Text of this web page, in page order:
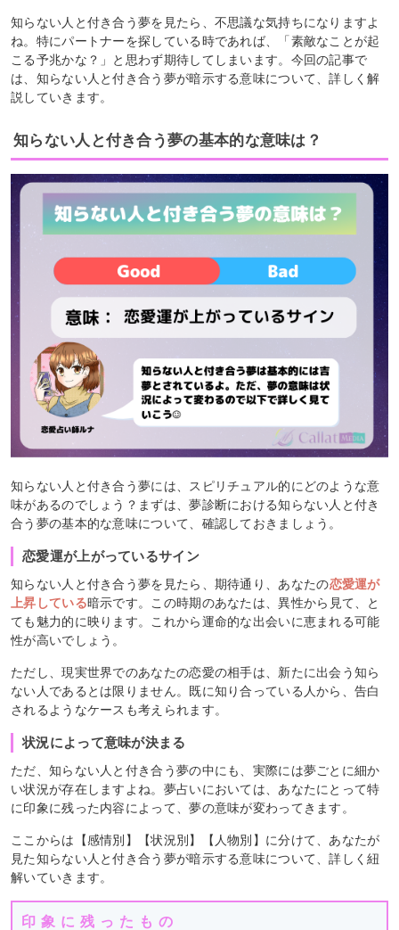
知らない人と付き合う夢を見たら、不思議な気持ちになりますよ
ね。特にパートナーを探している時であれば、「素敵なことが起
こる予兆かな？」と思わず期待してしまいます。今回の記事で
は、知らない人と付き合う夢が暗示する意味について、詳しく解
説していきます。
知らない人と付き合う夢の基本的な意味は？
知らない人と付き合う夢には、スピリチュアル的にどのような意
味があるのでしょう？まずは、夢診断における知らない人と付き
合う夢の基本的な意味について、確認しておきましょう。
恋愛運が上がっているサイン
知らない人と付き合う夢を見たら、期待通り、あなたの恋愛運が
上昇している暗示です。この時期のあなたは、異性から見て、と
ても魅力的に映ります。これから運命的な出会いに恵まれる可能
性が高いでしょう。
ただし、現実世界でのあなたの恋愛の相手は、新たに出会う知ら
ない人であるとは限りません。既に知り合っている人から、告白
されるようなケースも考えられます。
状況によって意味が決まる
ただ、知らない人と付き合う夢の中にも、実際には夢ごとに細か
い状況が存在しますよね。夢占いにおいては、あなたにとって特
に印象に残った内容によって、夢の意味が変わってきます。
ここからは【感情別】【状況別】【人物別】に分けて、あなたが
見た知らない人と付き合う夢が暗示する意味について、詳しく紐
解いていきます。
印象に残ったもの